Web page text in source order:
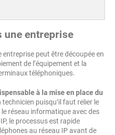
une entreprise
entreprise peut être découpée en
de l’équipement et la
téléphoniques.
à la mise en place du
technicien puisqu’il faut relier le
réseau informatique avec des
le processus est rapide
au réseau IP avant de